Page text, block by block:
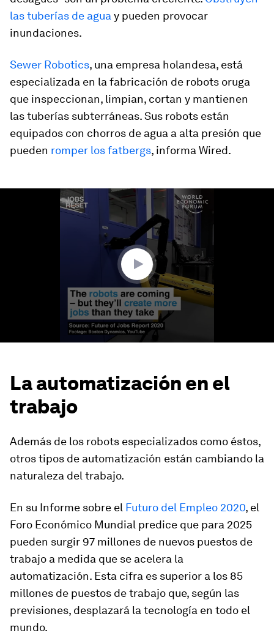
las tuberías de agua y pueden provocar
inundaciones.
Sewer Robotics, una empresa holandesa, está
especializada en la fabricación de robots oruga
que inspeccionan, limpian, cortan y mantienen
las tuberías subterráneas. Sus robots están
equipados con chorros de agua a alta presión que
pueden romper los fatbergs, informa Wired.
La automatización en el
trabajo
Además de los robots especializados como éstos,
otros tipos de automatización están cambiando la
naturaleza del trabajo.
En su Informe sobre el Futuro del Empleo 2020, el
Foro Económico Mundial predice que para 2025
pueden surgir 97 millones de nuevos puestos de
trabajo a medida que se acelera la
automatización. Esta cifra es superior a los 85
millones de puestos de trabajo que, según las
previsiones, desplazará la tecnología en todo el
mundo.